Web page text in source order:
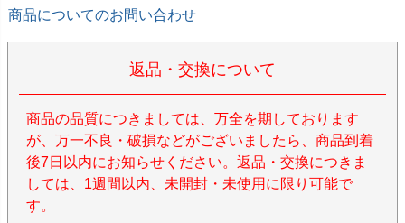
商品についてのお問い合わせ
返品・交換について
商品の品質につきましては、万全を期しております
が、万一不良・破損などがございましたら、商品到着
後7日以内にお知らせください。返品・交換につきま
しては、1週間以内、未開封・未使用に限り可能で
す。